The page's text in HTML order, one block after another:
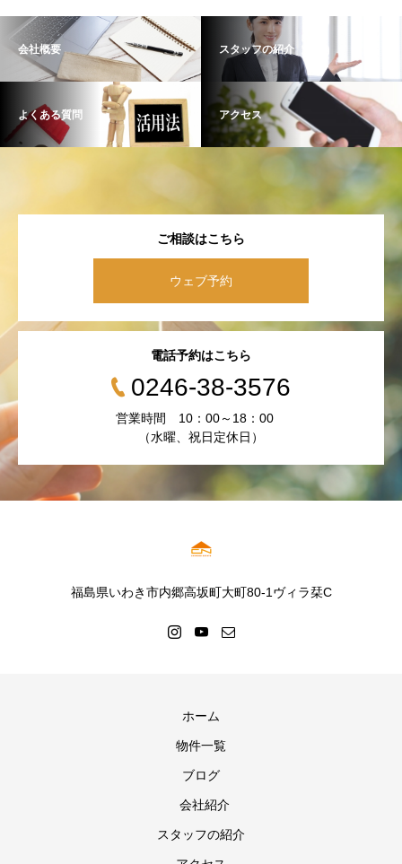
会社概要 スタッフの紹介
よくある質問 アクセス
ご相談はこちら
ウェブ予約
電話予約はこちら
0246-38-3576
営業時間 10：00～18：00
（水曜、祝日定休日）
福島県いわき市内郷高坂町大町80-1ヴィラ栞C
ホーム
物件一覧
ブログ
会社紹介
スタッフの紹介